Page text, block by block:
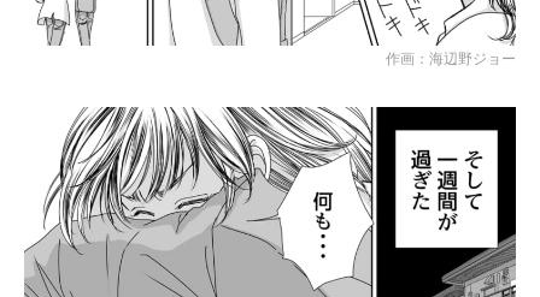
作画：海辺野ジョー